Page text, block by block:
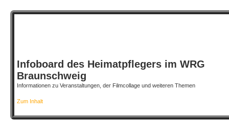
Infoboard des Heimatpflegers im WRG
Braunschweig
Informationen zu Veranstaltungen, der Filmcollage und weiteren Themen
Zum Inhalt